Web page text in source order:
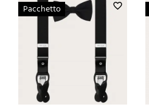
favorite_border
Pacchetto